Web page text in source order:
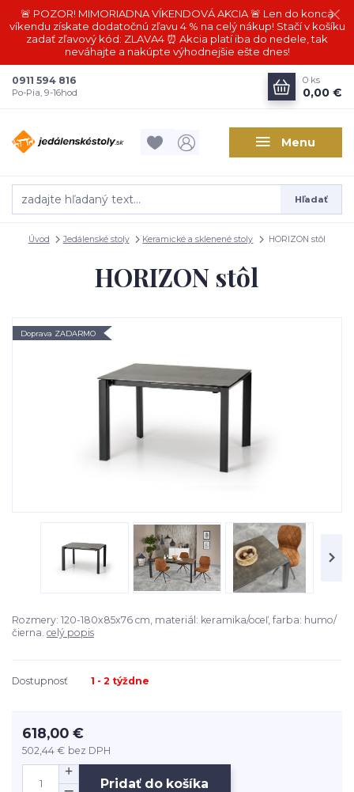
🚨 POZOR! MIMORIADNA VÍKENDOVÁ AKCIA 🚨 Len do konca
víkendu získate dodatočnú zľavu 4 % na celý nákup! Stačí v košíku
zadať zľavový kód: ZLAVA4 ⏰ Akcia platí iba do nedele, tak
neváhajte a nakúpte výhodnejšie ešte dnes!
Menu
Hľadať
0911 594 816
Po-Pia, 9-16hod
0 ks
0,00 €
Úvod Jedálenské stoly Keramické a sklenené stoly HORIZON stôl
HORIZON stôl
Doprava ZADARMO
Rozmery: 120-180x85x76 cm, materiál: keramika/oceľ, farba: humo/
čierna. celý popis
Dostupnosť 1 - 2 týždne
618,00 €
502,44 € bez DPH
Pridať do košíka